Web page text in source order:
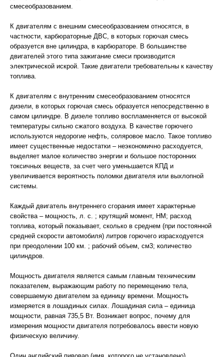
смесеобразованием.
К двигателям с внешним смесеобразованием относятся, в
частности, карбюраторные ДВС, в которых горючая смесь
образуется вне цилиндра, в карбюраторе. В большинстве
двигателей этого типа зажигание смеси производится
электрической искрой. Такие двигатели требовательны к качеству
топлива.
К двигателям с внутренним смесеобразованием относятся
дизели, в которых горючая смесь образуется непосредственно в
самом цилиндре. В дизеле топливо воспламеняется от высокой
температуры сильно сжатого воздуха. В качестве горючего
используются недорогие нефть, соляровое масло. Такое топливо
имеет существенные недостатки – неэкономично расходуется,
выделяет малое количество энергии и большое посторонних
токсичных веществ, за счет чего уменьшается КПД и
увеличивается вероятность поломки двигателя или выхлопной
системы.
Каждый двигатель внутреннего сгорания имеет характерные
свойства – мощность, л. с. ; крутящий момент, НМ; расход
топлива, который показывает, сколько в среднем (при постоянной
средней скорости автомобиля) литров горючего израсходуется
при преодолении 100 км. ; рабочий объем, см3; количество
цилиндров.
Мощность двигателя является самым главным техническим
показателем, выражающим работу по перемещению тела,
совершаемую двигателем за единицу времени. Мощность
измеряется в лошадиных силах. Лошадиная сила – единица
мощности, равная 735,5 Вт. Возникает вопрос, почему для
измерения мощности двигателя потребовалось ввести новую
физическую величину.